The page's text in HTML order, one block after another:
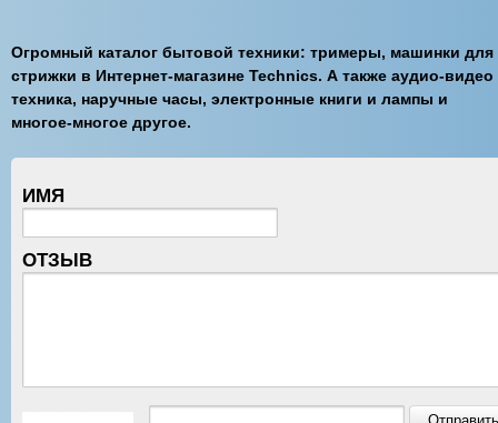
Огромный каталог бытовой техники: тримеры, машинки для
стрижки в Интернет-магазине Technics. А также аудио-видео
техника, наручные часы, электронные книги и лампы и
многое-многое другое.
ИМЯ
ОТЗЫВ